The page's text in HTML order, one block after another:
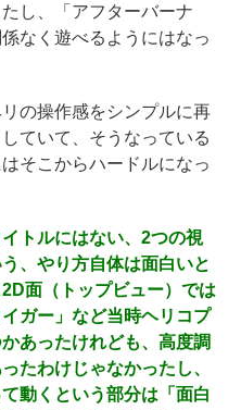
し、「アフターバーナ
なく遊べるようにはなっ
の操作感をシンプルに再
ていて、そうなっている
そこからハードルになっ
トルにはない、2つの視
、やり方自体は面白いと
面（トップビュー）では
ガー」など当時ヘリコプ
あったけれども、高度調
たわけじゃなかったし、
動くという部分は「面白